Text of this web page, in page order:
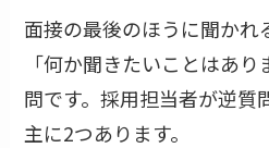
面接の最後のほうに聞かれ
「何か聞きたいことはあ
問です。採用担当者が逆質
主に2つあります。